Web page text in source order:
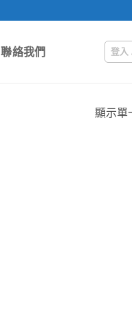
聯絡我們 登入
顯示單